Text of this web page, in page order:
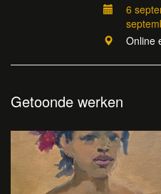
6
Online
Getoonde werken